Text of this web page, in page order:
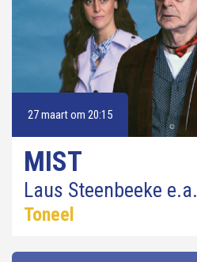
27 maart om 20:15
MIST
Laus Steenbeeke e.a.
Toneel